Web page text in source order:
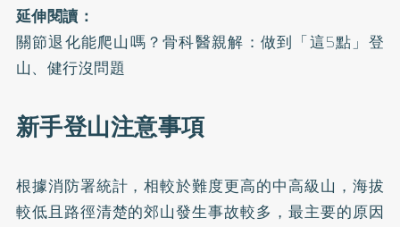
延伸閱讀：
關節退化能爬山嗎？骨科醫親解：做到「這5點」登
山、健行沒問題
新手登山注意事項
根據消防署統計，相較於難度更高的中高級山，海拔
較低且路徑清楚的郊山發生事故較多，最主要的原因